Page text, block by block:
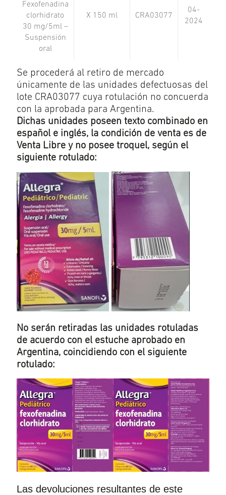
Fexofenadina
clorhidrato
30 mg/5ml –
Suspensión
oral
X 150 ml CRA03077
04-
2024
Se procederá al retiro de mercado
únicamente de las unidades defectuosas del
lote CRA03077 cuya rotulación no concuerda
con la aprobada para Argentina.
Dichas unidades poseen texto combinado en
español e inglés, la condición de venta es de
Venta Libre y no posee troquel, según el
siguiente rotulado:
No serán retiradas las unidades rotuladas
de acuerdo con el estuche aprobado en
Argentina, coincidiendo con el siguiente
rotulado:
Las devoluciones resultantes de este